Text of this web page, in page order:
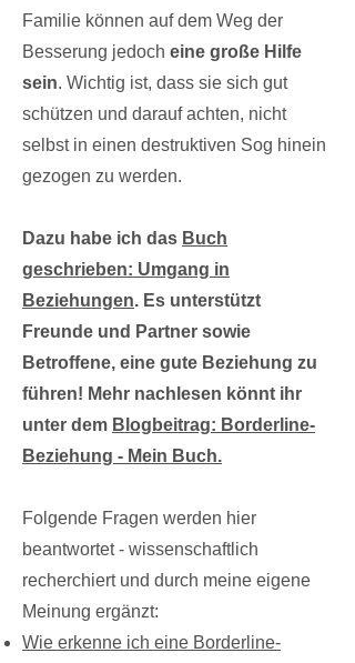
Familie können auf dem Weg der
Besserung jedoch eine große Hilfe
sein. Wichtig ist, dass sie sich gut
schützen und darauf achten, nicht
selbst in einen destruktiven Sog hinein
gezogen zu werden.
Dazu habe ich das Buch
geschrieben: Umgang in
Beziehungen. Es unterstützt
Freunde und Partner sowie
Betroffene, eine gute Beziehung zu
führen! Mehr nachlesen könnt ihr
unter dem Blogbeitrag: Borderline-
Beziehung - Mein Buch.
Folgende Fragen werden hier
beantwortet - wissenschaftlich
recherchiert und durch meine eigene
Meinung ergänzt:
Wie erkenne ich eine Borderline-